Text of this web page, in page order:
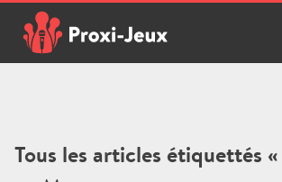
content
Tous les articles étiquettés